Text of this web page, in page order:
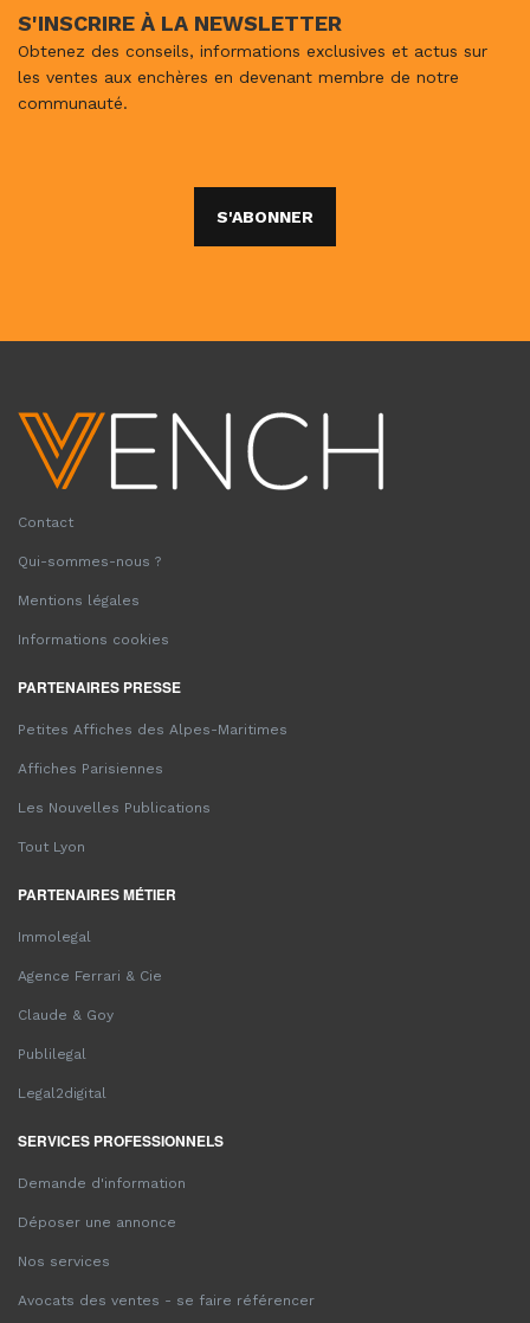
S'INSCRIRE À LA NEWSLETTER
Obtenez des conseils, informations exclusives et actus sur
les ventes aux enchères en devenant membre de notre
communauté.
S'ABONNER
Contact
Qui-sommes-nous ?
Mentions légales
Informations cookies
PARTENAIRES PRESSE
Petites Affiches des Alpes-Maritimes
Affiches Parisiennes
Les Nouvelles Publications
Tout Lyon
PARTENAIRES MÉTIER
Immolegal
Agence Ferrari & Cie
Claude & Goy
Publilegal
Legal2digital
SERVICES PROFESSIONNELS
Demande d'information
Déposer une annonce
Nos services
Avocats des ventes - se faire référencer